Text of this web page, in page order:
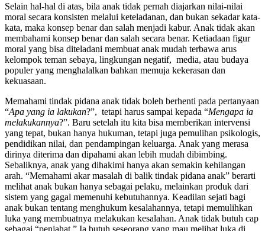
Selain hal-hal di atas, bila anak tidak pernah diajarkan nilai-nilai
moral secara konsisten melalui keteladanan, dan bukan sekadar kata-
kata, maka konsep benar dan salah menjadi kabur. Anak tidak akan
membahami konsep benar dan salah secara benar. Ketiadaan figur
moral yang bisa diteladani membuat anak mudah terbawa arus
kelompok teman sebaya, lingkungan negatif, media, atau budaya
populer yang menghalalkan bahkan memuja kekerasan dan
kekuasaan.
Memahami tindak pidana anak tidak boleh berhenti pada pertanyaan
“Apa yang ia lakukan?”, tetapi harus sampai kepada “Mengapa ia
melakukannya?”. Baru setelah itu kita bisa memberikan intervensi
yang tepat, bukan hanya hukuman, tetapi juga pemulihan psikologis,
pendidikan nilai, dan pendampingan keluarga. Anak yang merasa
dirinya diterima dan dipahami akan lebih mudah dibimbing.
Sebaliknya, anak yang dihakimi hanya akan semakin kehilangan
arah. “Memahami akar masalah di balik tindak pidana anak” berarti
melihat anak bukan hanya sebagai pelaku, melainkan produk dari
sistem yang gagal memenuhi kebutuhannya. Keadilan sejati bagi
anak bukan tentang menghukum kesalahannya, tetapi memulihkan
luka yang membuatnya melakukan kesalahan. Anak tidak butuh cap
sebagai “penjahat.” Ia butuh seseorang yang mau melihat luka di